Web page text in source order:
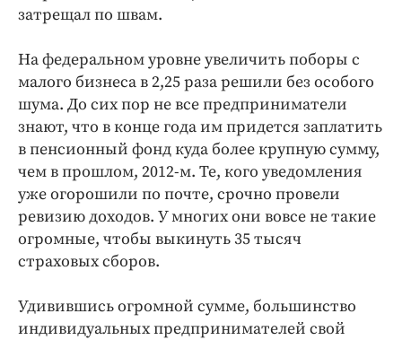
Происшествия
Спорт
Экономика и бизнес
ПРОЕКТЫ
Блоги
Издания
Медиаперсона
Интересное чтиво
Клиника года
Работодатель года
затрещал по швам.
На федеральном уровне увеличить поборы с
малого бизнеса в 2,25 раза решили без особого
шума. До сих пор не все предприниматели
знают, что в конце года им придется заплатить
в пенсионный фонд куда более крупную сумму,
чем в прошлом, 2012‑м. Те, кого уведомления
уже огорошили по почте, срочно провели
ревизию доходов. У многих они вовсе не такие
огромные, чтобы выкинуть 35 тысяч
страховых сборов.
Удивившись огромной сумме, большинство
индивидуальных предпринимателей свой